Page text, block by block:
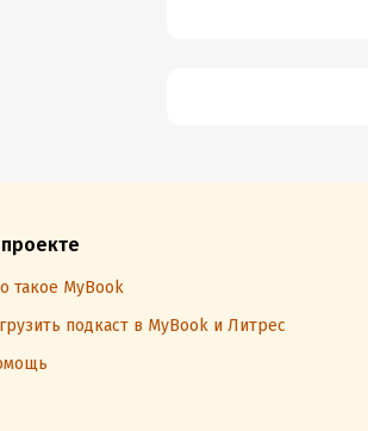
такое MyBook
подкаст в MyBook и Литрес